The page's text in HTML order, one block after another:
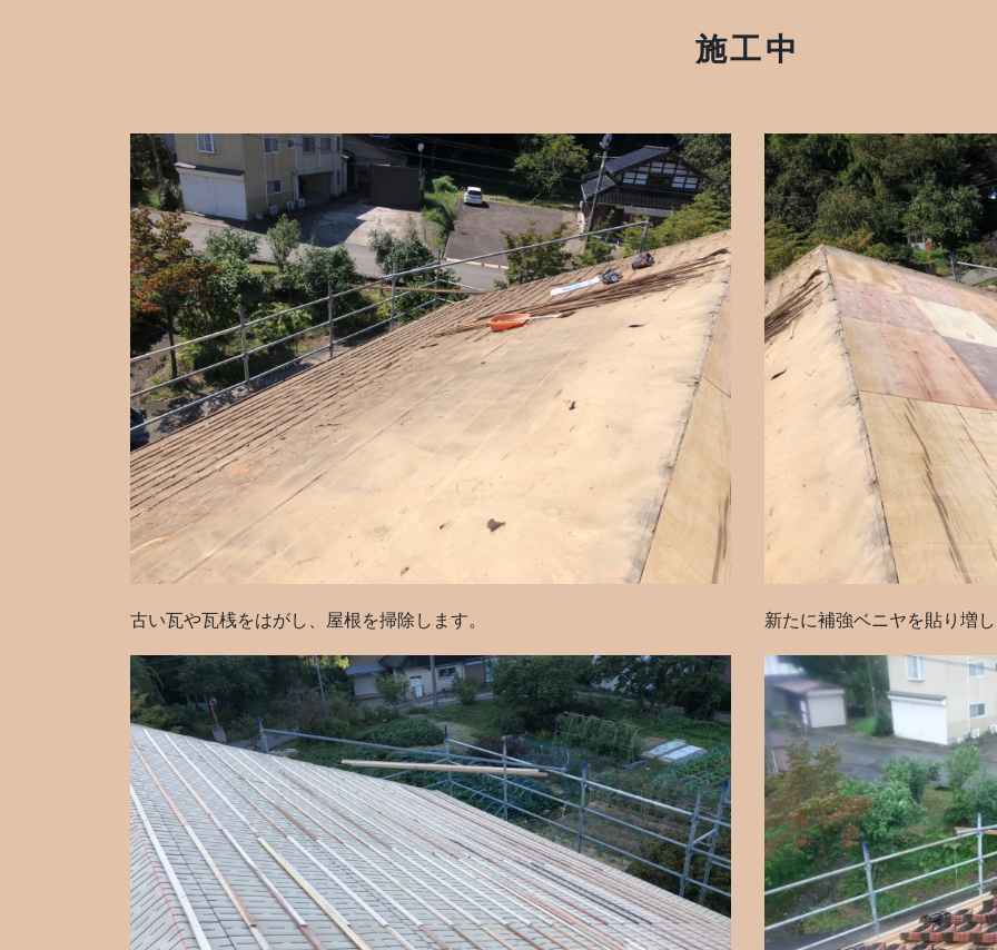
施工中
古い瓦や瓦桟をはがし、屋根を掃除します。 新たに補強ベニヤを貼り増